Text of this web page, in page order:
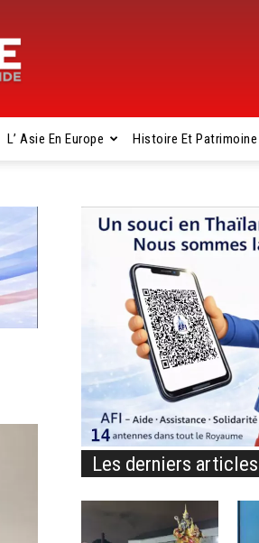
L’ Asie En Europe Histoire Et Patrimoine
Les derniers articles